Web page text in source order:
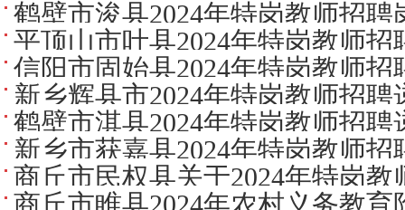
鹤壁市浚县2024年特岗教师招聘
平顶山市叶县2024年特岗教师
信阳市固始县2024年特岗教师招
新乡辉县市2024年特岗教师招聘
鹤壁市淇县2024年特岗教师招
新乡市获嘉县2024年特岗教师
商丘市民权县关于2024年特岗